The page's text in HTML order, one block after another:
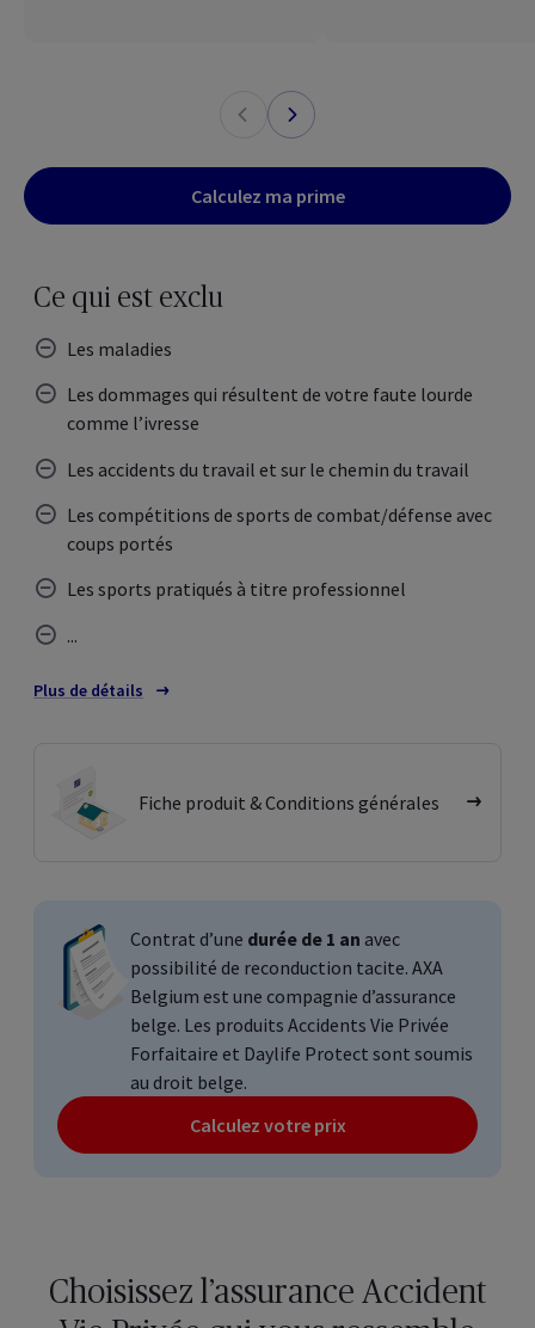
Calculez ma prime
Ce qui est exclu
Les maladies
Les dommages qui résultent de votre faute lourde
comme l’ivresse
Les accidents du travail et sur le chemin du travail
Les compétitions de sports de combat/défense avec
coups portés
Les sports pratiqués à titre professionnel
...
Plus de détails sur les exclusions
Fiche produit & Conditions générales
Contrat d’une durée de 1 an avec
possibilité de reconduction tacite. AXA
Belgium est une compagnie d’assurance
belge. Les produits Accidents Vie Privée
Forfaitaire et Daylife Protect sont soumis
au droit belge.
Calculez votre prix
Choisissez l’assurance Accident